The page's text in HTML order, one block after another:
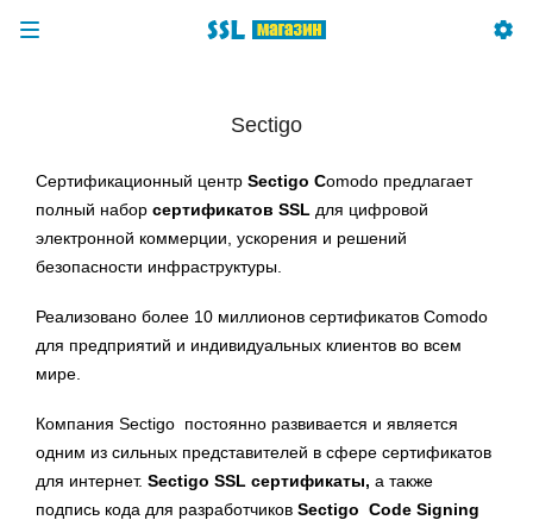
Sectigo
Сертификационный центр Sectigo Comodo предлагает
полный набор сертификатов SSL для цифровой
электронной коммерции, ускорения и решений
безопасности инфраструктуры.
Реализовано более 10 миллионов сертификатов Comodo
для предприятий и индивидуальных клиентов во всем
мире.
Компания Sectigo постоянно развивается и является
одним из сильных представителей в сфере сертификатов
для интернет. Sectigo SSL сертификаты, а также
подпись кода для разработчиков Sectigo Code Signing